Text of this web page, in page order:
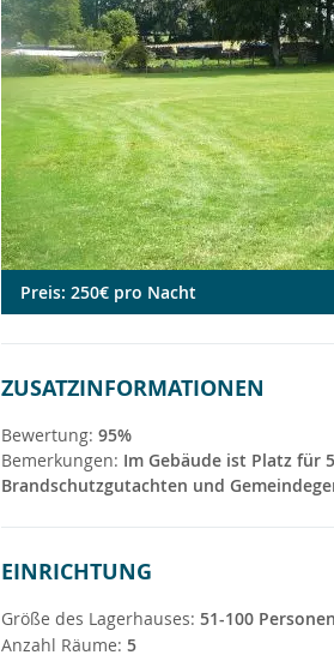
Preis: 250€ pro Nacht
ZUSATZINFORMATIONEN
Bewertung: 95%
Bemerkungen: Im Gebäude ist Platz für
Brandschutzgutachten und
EINRICHTUNG
Größe des Lagerhauses: 51-100 Personen
Anzahl Räume: 5